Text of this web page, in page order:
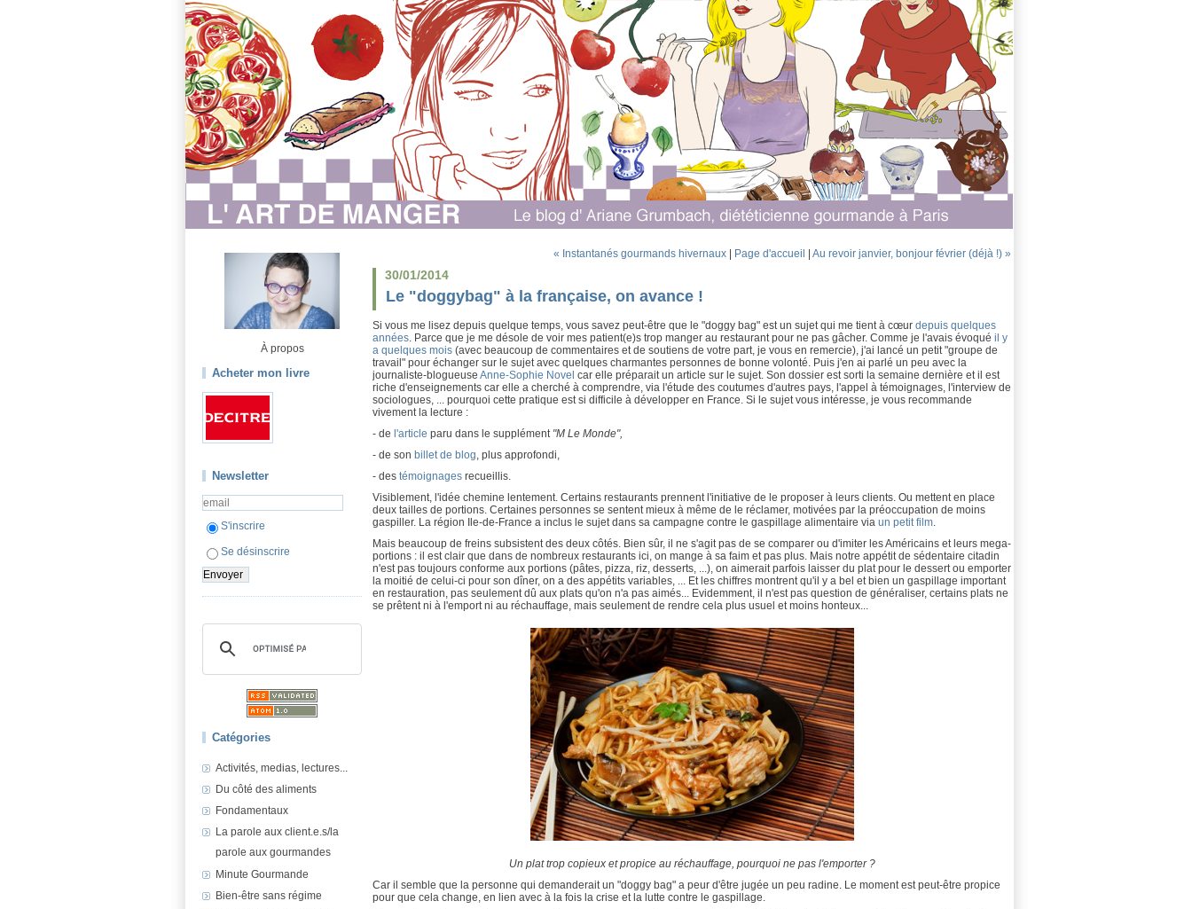
À propos
Acheter mon livre
Newsletter
S'inscrire
Se désinscrire
Catégories
Activités, medias, lectures...
Du côté des aliments
Fondamentaux
La parole aux client.e.s/la
parole aux gourmandes
Minute Gourmande
Bien-être sans régime
« Instantanés gourmands hivernaux Page d'accueil Au revoir janvier, bonjour février (déjà !) »
30/01/2014
Le "doggybag" à la française, on avance !
Si vous me lisez depuis quelque temps, vous savez peut-être que le "doggy bag" est un sujet qui me tient à cœur depuis quelques
années. Parce que je me désole de voir mes patient(e)s trop manger au restaurant pour ne pas gâcher. Comme je l'avais évoqué il y
a quelques mois (avec beaucoup de commentaires et de soutiens de votre part, je vous en remercie), j'ai lancé un petit "groupe de
travail" pour échanger sur le sujet avec quelques charmantes personnes de bonne volonté. Puis j'en ai parlé un peu avec la
journaliste-blogueuse Anne-Sophie Novel car elle préparait un article sur le sujet. Son dossier est sorti la semaine dernière et il est
riche d'enseignements car elle a cherché à comprendre, via l'étude des coutumes d'autres pays, l'appel à témoignages, l'interview de
sociologues, ... pourquoi cette pratique est si difficile à développer en France. Si le sujet vous intéresse, je vous recommande
vivement la lecture :
- de l'article paru dans le supplément "M Le Monde",
- de son billet de blog, plus approfondi,
- des témoignages recueillis.
Visiblement, l'idée chemine lentement. Certains restaurants prennent l'initiative de le proposer à leurs clients. Ou mettent en place
deux tailles de portions. Certaines personnes se sentent mieux à même de le réclamer, motivées par la préoccupation de moins
gaspiller. La région Ile-de-France a inclus le sujet dans sa campagne contre le gaspillage alimentaire via un petit film.
Mais beaucoup de freins subsistent des deux côtés. Bien sûr, il ne s'agit pas de se comparer ou d'imiter les Américains et leurs mega-
portions : il est clair que dans de nombreux restaurants ici, on mange à sa faim et pas plus. Mais notre appétit de sédentaire citadin
n'est pas toujours conforme aux portions (pâtes, pizza, riz, desserts, ...), on aimerait parfois laisser du plat pour le dessert ou emporter
la moitié de celui-ci pour son dîner, on a des appétits variables, ... Et les chiffres montrent qu'il y a bel et bien un gaspillage important
en restauration, pas seulement dû aux plats qu'on n'a pas aimés... Evidemment, il n'est pas question de généraliser, certains plats ne
se prêtent ni à l'emport ni au réchauffage, mais seulement de rendre cela plus usuel et moins honteux...
Un plat trop copieux et propice au réchauffage, pourquoi ne pas l'emporter ?
Car il semble que la personne qui demanderait un "doggy bag" a peur d'être jugée un peu radine. Le moment est peut-être propice
pour que cela change, en lien avec à la fois la crise et la lutte contre le gaspillage.